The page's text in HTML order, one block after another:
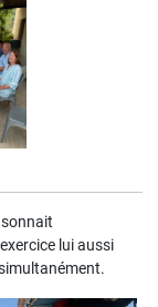
lui aussi